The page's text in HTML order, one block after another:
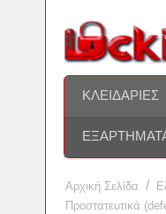
ΚΛΕΙΔΑΡΙΈΣ
Αρχική Σελίδα /
Προστατευτικά